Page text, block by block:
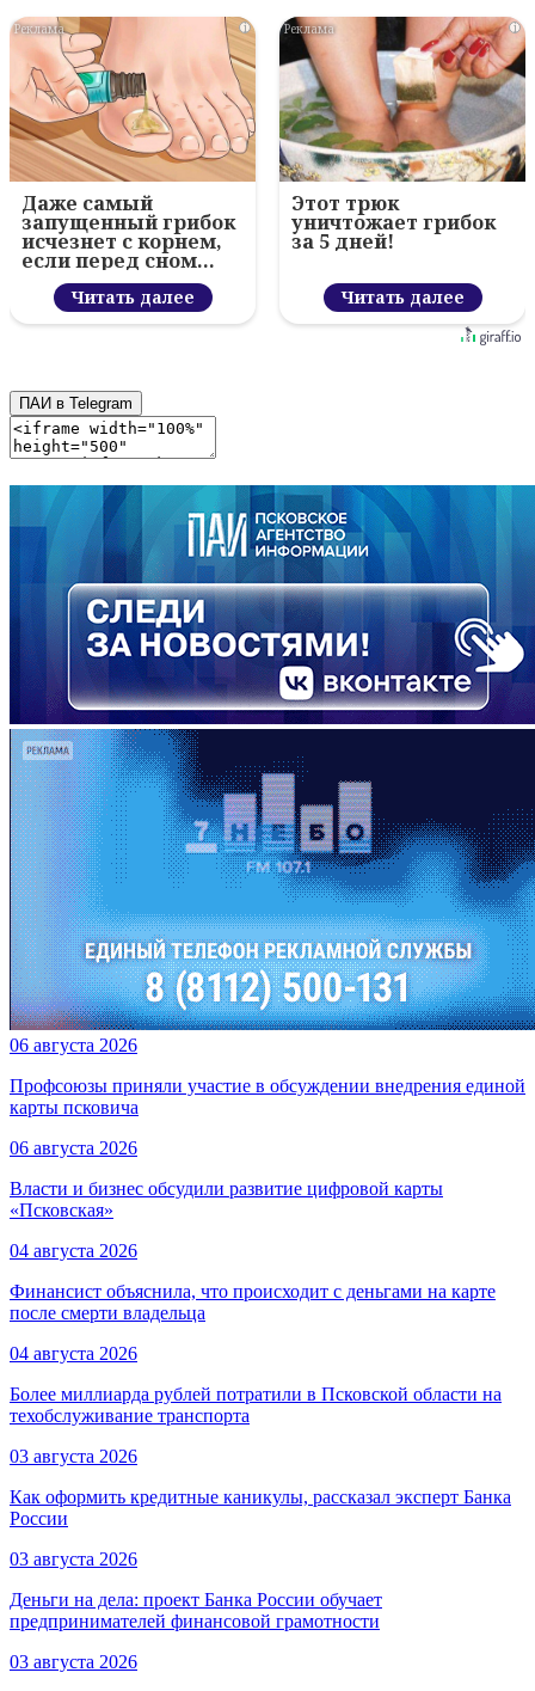
i
Даже самый
запущенный грибок
исчезнет с корнем,
если перед сном…
Читать далее
i
Этот трюк
уничтожает грибок
за 5 дней!
Читать далее
ПАИ в Telegram
06 августа 2026
Профсоюзы приняли участие в обсуждении внедрения единой
карты псковича
06 августа 2026
Власти и бизнес обсудили развитие цифровой карты
«Псковская»
04 августа 2026
Финансист объяснила, что происходит с деньгами на карте
после смерти владельца
04 августа 2026
Более миллиарда рублей потратили в Псковской области на
техобслуживание транспорта
03 августа 2026
Как оформить кредитные каникулы, рассказал эксперт Банка
России
03 августа 2026
Деньги на дела: проект Банка России обучает
предпринимателей финансовой грамотности
03 августа 2026